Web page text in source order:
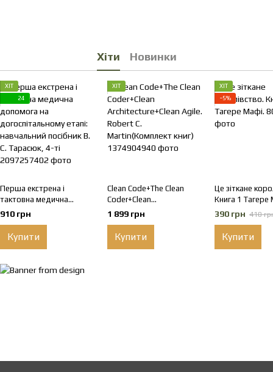
Хіти Новинки
ХІТ
24
Перша екстрена і
тактовна медична
допомога на
догоспітальному етапі:
навчальний посібник В. С.
Тарасюк, 4-ті
910 грн
Купити
ХІТ
Clean Code+The Clean
Coder+Clean
Architecture+Clean Agile.
Robert C. Martin(Комплект
книг)
1 899 грн
Купити
ХІТ
−5%
Це зіткане
Книга 1 Тагере
390 грн 410
Купити